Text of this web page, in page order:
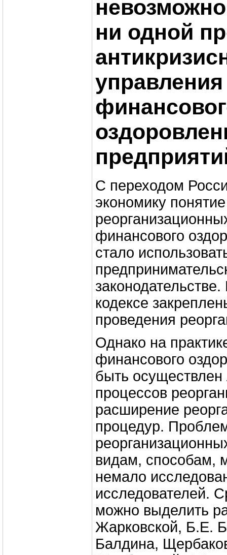
ни одной
С переходом
экономику
финансового
стало
кодексе
проведения
Однако на
финансового
быть
процессов
расширение
процедур.
видам, способам,
немало
исследователей.
можно выделить
Жарковской, Б.Е.
Балдина,